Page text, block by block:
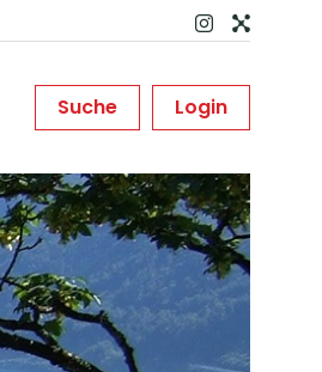
Login
Suche